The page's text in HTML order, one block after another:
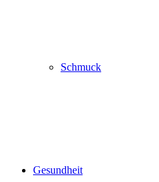
Schmuck
Gesundheit